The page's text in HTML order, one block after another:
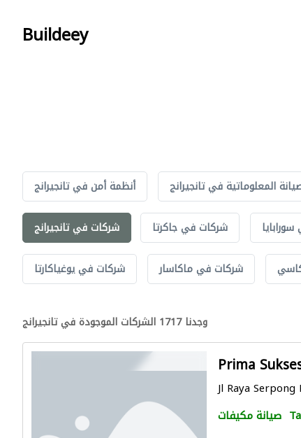
Buildeey
أنظمة أمن في تانجيرانج المعلوماتية في تانجيرانج
شركات في تانجيرانج شركات في جاكرتا
شركات في يوغياكارتا شركات في ماكاسار
وجدنا 1717 الشركات الموجودة في تانجيرانج
Prima
Jl Raya
صيانة مكيفات